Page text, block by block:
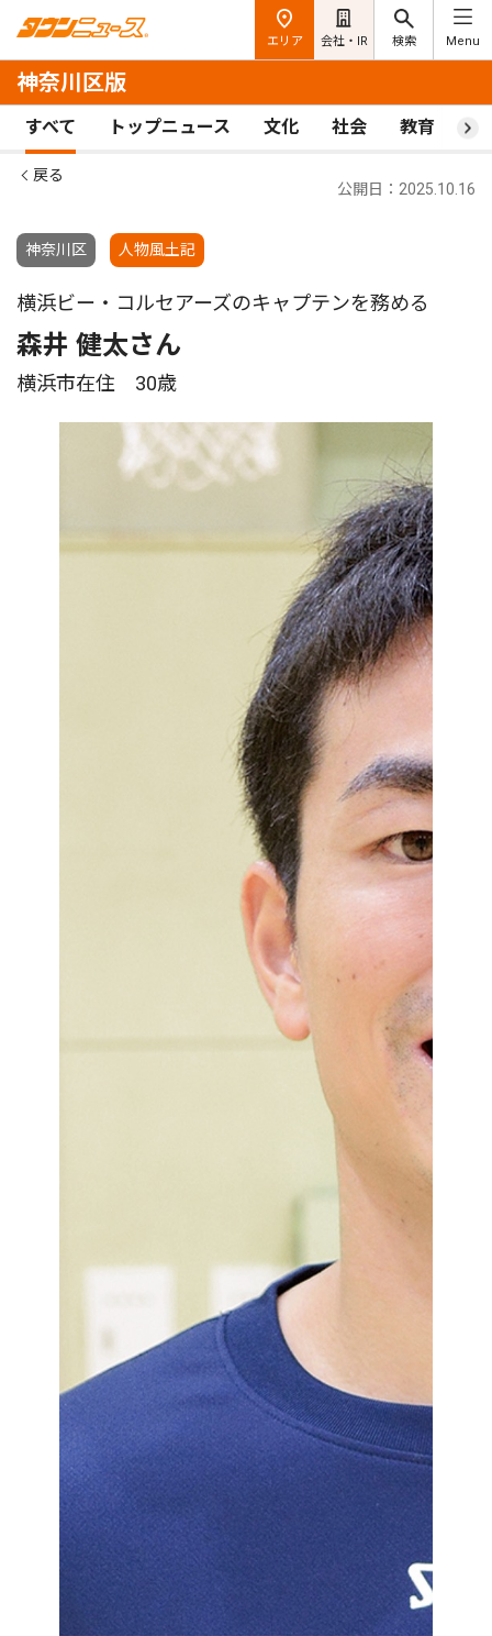
エリア 会社・IR 検索 Menu
神奈川区版
すべて トップニュース 文化 社会 教育 ス
戻る
神奈川区 人物風土記
公開日：2025.10.16
横浜ビー・コルセアーズのキャプテンを務める
森井 健太さん
横浜市在住 30歳